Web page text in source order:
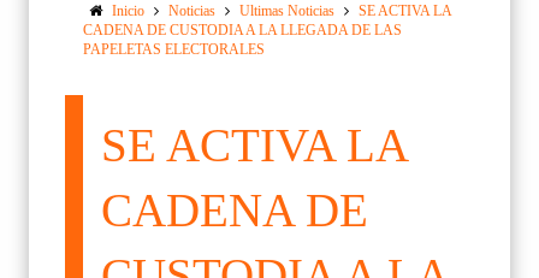
Inicio Noticias Ultimas Noticias
SE ACTIVA LA
CADENA DE CUSTODIA A LA LLEGADA DE LAS
PAPELETAS ELECTORALES
SE ACTIVA LA
CADENA DE